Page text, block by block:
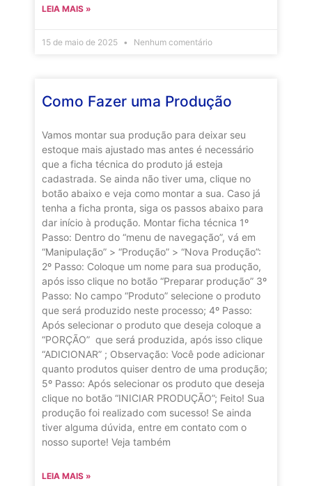
LEIA MAIS »
15 de maio de 2025 Nenhum comentário
Como Fazer uma Produção
Vamos montar sua produção para deixar seu
estoque mais ajustado mas antes é necessário
que a ficha técnica do produto já esteja
cadastrada. Se ainda não tiver uma, clique no
botão abaixo e veja como montar a sua. Caso já
tenha a ficha pronta, siga os passos abaixo para
dar início à produção. Montar ficha técnica 1º
Passo: Dentro do “menu de navegação”, vá em
“Manipulação” > “Produção” > “Nova Produção”:
2º Passo: Coloque um nome para sua produção,
após isso clique no botão “Preparar produção” 3º
Passo: No campo “Produto” selecione o produto
que será produzido neste processo; 4º Passo:
Após selecionar o produto que deseja coloque a
“PORÇÃO” que será produzida, após isso clique
“ADICIONAR” ; Observação: Você pode adicionar
quanto produtos quiser dentro de uma produção;
5º Passo: Após selecionar os produto que deseja
clique no botão “INICIAR PRODUÇÃO”; Feito! Sua
produção foi realizado com sucesso! Se ainda
tiver alguma dúvida, entre em contato com o
nosso suporte! Veja também
LEIA MAIS »